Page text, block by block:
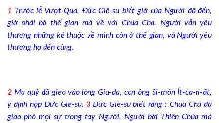
1 Trước lễ Vượt Qua, Đức Giê-su biết giờ của Người đã đến,
giờ phải bỏ thế gian mà về với Chúa Cha. Người vẫn yêu
thương những kẻ thuộc về mình còn ở thế gian, và Người yêu
thương họ đến cùng.
2 Ma quỷ đã gieo vào lòng Giu-đa, con ông Si-môn Ít-ca-ri-ốt,
ý định nộp Đức Giê-su.3 Đức Giê-su biết rằng : Chúa Cha đã
giao phó mọi sự trong tay Người, Người bởi Thiên Chúa mà